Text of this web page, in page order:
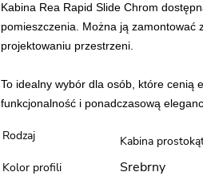
Kabina Rea Rapid Slide Chrom
pomieszczenia. Można ją zamontować
projektowaniu przestrzeni.
To idealny wybór dla osób, które cenią
funkcjonalność i ponadczasową
Rodzaj
Kabina
Kolor profili
Srebrny